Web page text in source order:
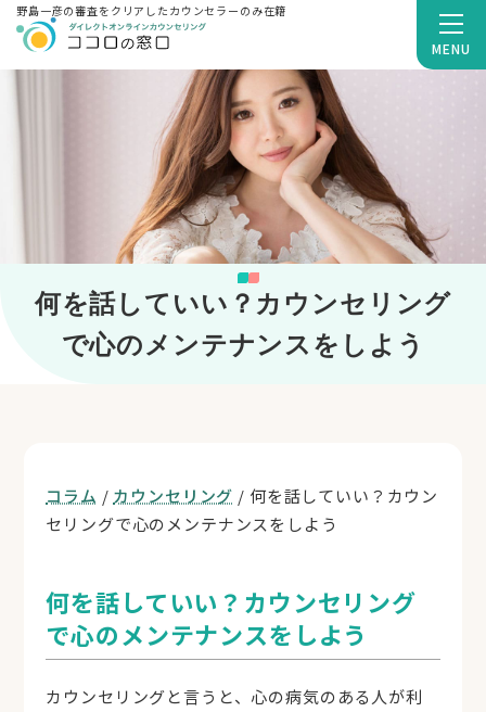
MENU
野島一彦の審査をクリアしたカウンセラーのみ在籍
何を話していい？カウンセリング
で心のメンテナンスをしよう
コラム / カウンセリング / 何を話していい？カウン
セリングで心のメンテナンスをしよう
何を話していい？カウンセリング
で心のメンテナンスをしよう
カウンセリングと言うと、心の病気のある人が利